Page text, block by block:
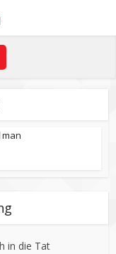
man
in die Tat